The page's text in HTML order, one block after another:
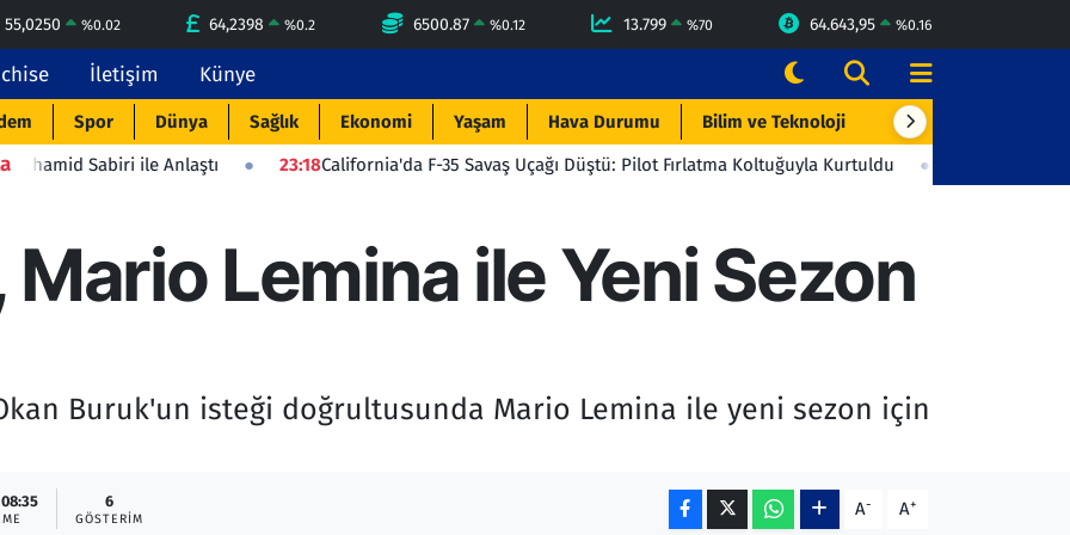
55,0250 %0.02 64,2398 %0.2 6500.87 %0.12 13.799 %70 64.643,95 %0.16
İletişim Künye
Spor Dünya Sağlık Ekonomi Yaşam Hava Durumu Bilim ve Teknoloji Çevre & Doğa
ile Anlaştı 23:18California'da F-35 Savaş Uçağı Düştü: Pilot Fırlatma Koltuğuyla Kurtuldu 23:06Beşiktaş'tan
Lemina ile Yeni Sezon
Buruk'un isteği doğrultusunda Mario Lemina ile yeni sezon için
6
GÖSTERIM A- A+